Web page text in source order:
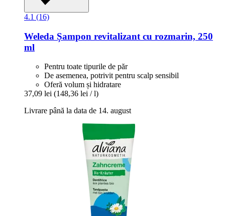
4.1 (16)
Weleda Șampon revitalizant cu rozmarin, 250
ml
Pentru toate tipurile de păr
De asemenea, potrivit pentru scalp sensibil
Oferă volum și hidratare
37,09 lei (148,36 lei / l)
Livrare până la data de 14. august